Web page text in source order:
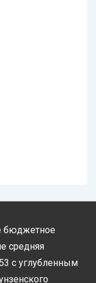
бюджетное
средняя
с углубленным